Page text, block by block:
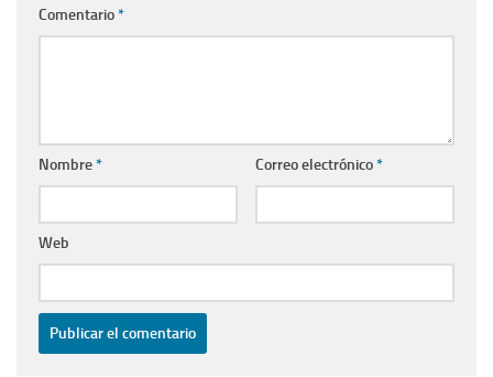
Comentario*
Nombre* Correo electrónico*
Web